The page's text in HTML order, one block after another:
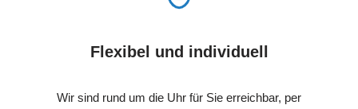
Flexibel und individuell
Wir sind rund um die Uhr für Sie erreichbar, per